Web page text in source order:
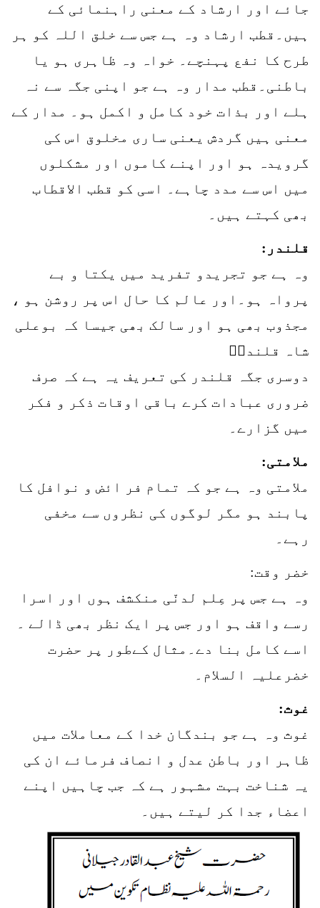
جائے اور ارشاد کے معنی راہنمائی کے
ہیں۔قطب ارشاد وہ ہے جس سے خلق اللہ کو ہر
طرح کا نفع پہنچے۔ خواہ وہ ظاہری ہو یا
باطنی۔قطب مدار وہ ہے جو اپنی جگہ سے نہ
ہلے اور بذات خود کامل و اکمل ہو۔ مدار کے
معنی ہیں گردش یعنی ساری مخلوق اس کی
گرویدہ ہو اور اپنے کاموں اور مشکلوں
میں اس سے مدد چاہے۔ اسی کو قطب الاقطاب
بھی کہتے ہیں۔
قلندر:
وہ ہے جو تجریدو تفرید میں یکتا و بے
پرواہ ہو۔اور عالم کا حال اس پر روشن ہو ،
مجذوب بھی ہو اور سالک بھی جیسا کہ بوعلی
شاہ قلندرؒ
دوسری جگہ قلندر کی تعریف یہ ہے کہ صرف
ضروری عبادات کرے باقی اوقات ذکر و فکر
میں گزارے۔
ملامتی:
ملامتی وہ ہے جو کہ تمام فر ائض و نوافل کا
پابند ہو مگر لوگوں کی نظروں سے مخفی
رہے۔
خضر وقت:
وہ ہے جس پر عِلم لدنّی منکشف ہوں اور اسرا
رسے واقف ہو اور جس پر ایک نظر بھی ڈالے ۔
اسے کامل بنا دے۔مثال کےطور پر حضرت
خضرعلیہ السلام۔
غوث:
غوث وہ ہے جو بندگان خدا کے معاملات میں
ظاہر اور باطن عدل و انصاف فرمائے ان کی
یہ شناخت بہت مشہور ہے کہ جب چاہیں اپنے
اعضاء جدا کر لیتے ہیں۔